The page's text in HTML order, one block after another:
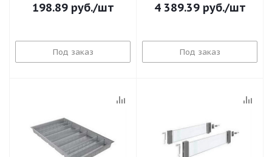
198.89руб./шт
Под заказ
4 389.39руб./шт
Под заказ